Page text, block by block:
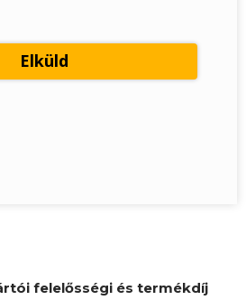
felelősségi és termékdíj